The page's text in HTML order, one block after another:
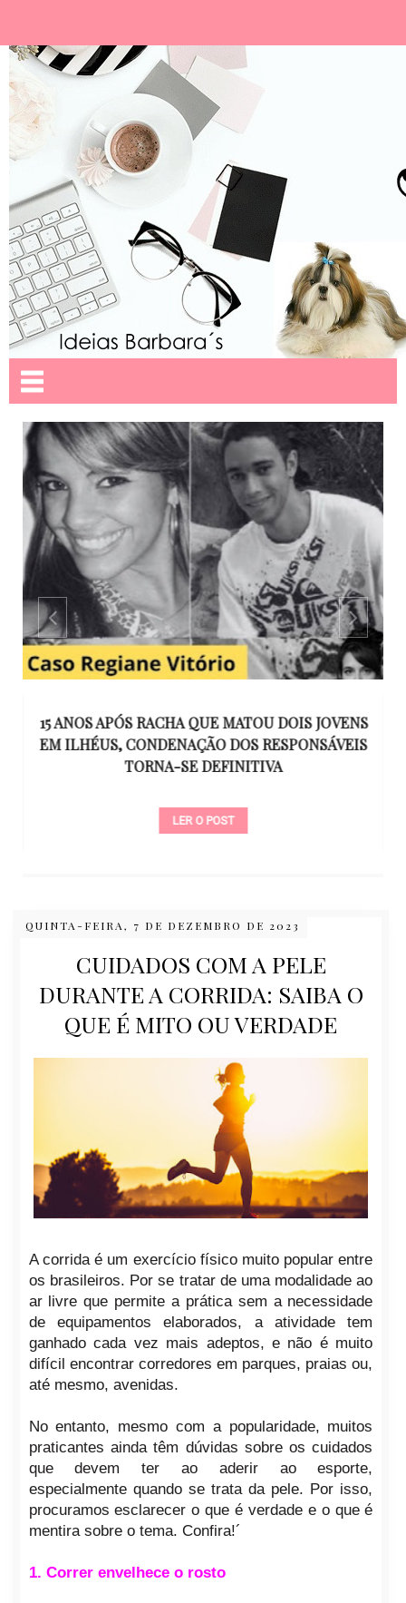
15 ANOS APÓS RACHA QUE MATOU DOIS JOVENS
EM ILHÉUS, CONDENAÇÃO DOS RESPONSÁVEIS
TORNA-SE DEFINITIVA
LER O POST
QUINTA-FEIRA, 7 DE DEZEMBRO DE 2023
CUIDADOS COM A PELE
DURANTE A CORRIDA: SAIBA O
QUE É MITO OU VERDADE
A corrida é um exercício físico muito popular entre
os brasileiros. Por se tratar de uma modalidade ao
ar livre que permite a prática sem a necessidade
de equipamentos elaborados, a atividade tem
ganhado cada vez mais adeptos, e não é muito
difícil encontrar corredores em parques, praias ou,
até mesmo, avenidas.
No entanto, mesmo com a popularidade, muitos
praticantes ainda têm dúvidas sobre os cuidados
que devem ter ao aderir ao esporte,
especialmente quando se trata da pele. Por isso,
procuramos esclarecer o que é verdade e o que é
mentira sobre o tema. Confira!´
1. Correr envelhece o rosto